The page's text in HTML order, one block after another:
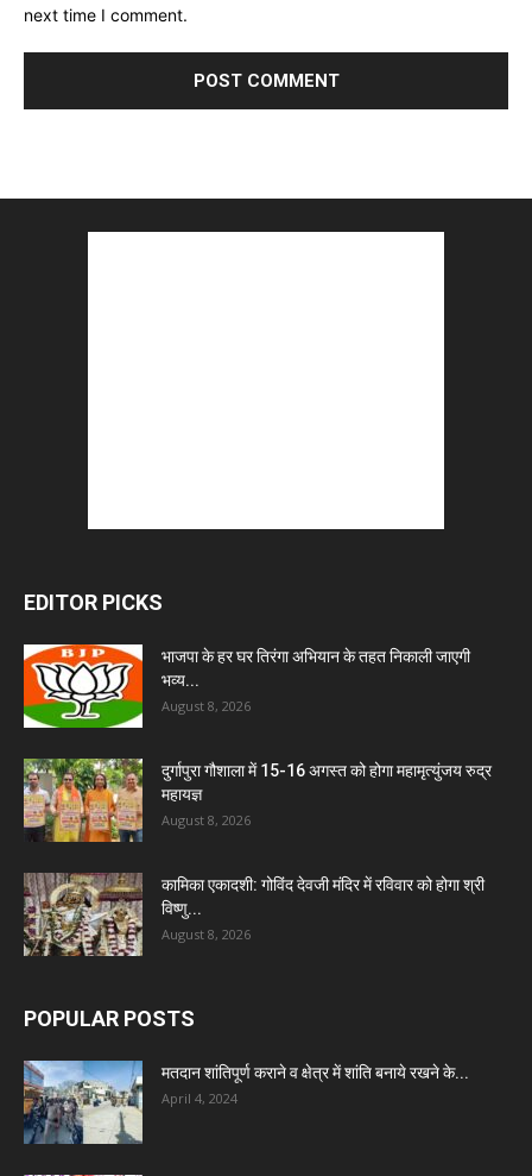
next time I comment.
EDITOR PICKS
भाजपा के हर घर तिरंगा अभियान के तहत निकाली जाएगी
भव्य...
August 8, 2026
दुर्गापुरा गौशाला में 15-16 अगस्त को होगा महामृत्युंजय रुद्र
महायज्ञ
August 8, 2026
कामिका एकादशी: गोविंद देवजी मंदिर में रविवार को होगा श्री
विष्णु...
August 8, 2026
POPULAR POSTS
मतदान शांतिपूर्ण कराने व क्षेत्र में शांति बनाये रखने के...
April 4, 2024